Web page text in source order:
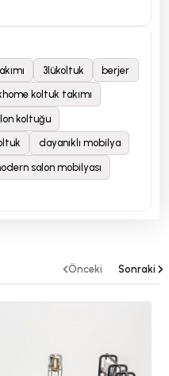
3lükoltuk berjer
koltuk takımı
koltuğu
dayanıklı mobilya
salon mobilyası
Önceki Sonraki